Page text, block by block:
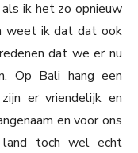
ik het zo opnieuw
weet ik dat dat ook
dat we er nu
Op Bali hang een
er vriendelijk en
en voor ons
land toch wel echt